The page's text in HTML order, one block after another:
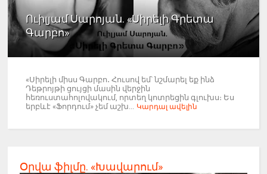
Ուիլյամ Սարոյան. «Սիրելի Գրետա
Գարբո»
«Սիրելի միսս Գարբո․ Հուսով եմ՝ նշմարել եք ինձ
Դեթրոյթի ցույցի մասին վերջին
հեռուստահոլովակում, որտեղ կոտրեցին գլուխս։ Ես
երբևէ «Ֆորդում» չեմ աշխ...
Կարդալ ավելին
Օրվա ֆիլմը. «Խավարում»